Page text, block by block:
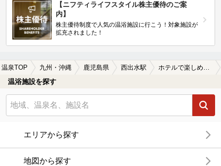
【ニフティライフスタイル株主優待のご案
内】
株主優待制度で人気の温浴施設に行こう！対象施設が
拡充されました！
温泉TOP 九州・沖縄 鹿児島県 西出水駅 ホテルで楽しめる西出水駅近くの温泉、日帰り温泉、スーパー銭湯おすすめ
温浴施設を探す
エリアから探す
地図から探す